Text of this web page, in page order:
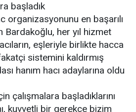
başladık
organizasyonunu en başarılı
her yıl hizmet
eşleriyle birlikte hacca
sistemini kaldırmış
hanım hacı adaylarına oldu
çalışmalara başladıklarını
kuvvetli bir gerekçe bizim